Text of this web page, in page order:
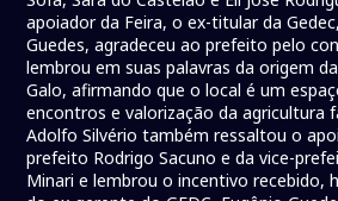
apoiador da Feira, o ex-titular da
Guedes, agradeceu ao prefeito pelo
lembrou em suas palavras da origem
Galo, afirmando que o local é um
encontros e valorização da agricultura
Adolfo Silvério também ressaltou o
prefeito Rodrigo Sacuno e da vice-
Minari e lembrou o incentivo recebido,